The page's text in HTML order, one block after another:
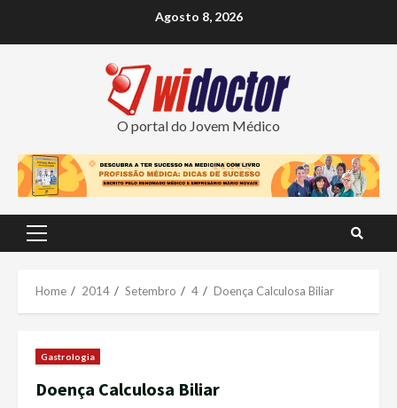
Agosto 8, 2026
O portal do Jovem Médico
Primary
Home 2014 Setembro 4 Doença Calculosa Biliar
Gastrologia
Doença Calculosa Biliar